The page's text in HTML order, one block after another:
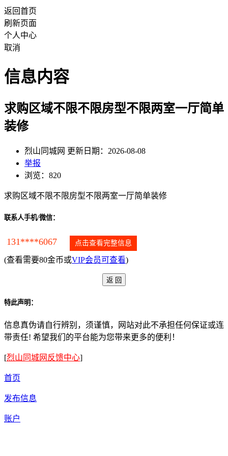
返回首页
刷新页面
个人中心
取消
信息内容
求购区域不限不限房型不限两室一厅简单
装修
烈山同城网 更新日期：2026-08-08
举报
浏览：820
求购区域不限不限房型不限两室一厅简单装修
联系人手机/微信：
131****6067 点击查看完整信息
(查看需要80金币或VIP会员可查看)
特此声明：
信息真伪请自行辨别，须谨慎，网站对此不承担任何保证或连
带责任! 希望我们的平台能为您带来更多的便利！
[烈山同城网反馈中心]
首页
发布信息
账户